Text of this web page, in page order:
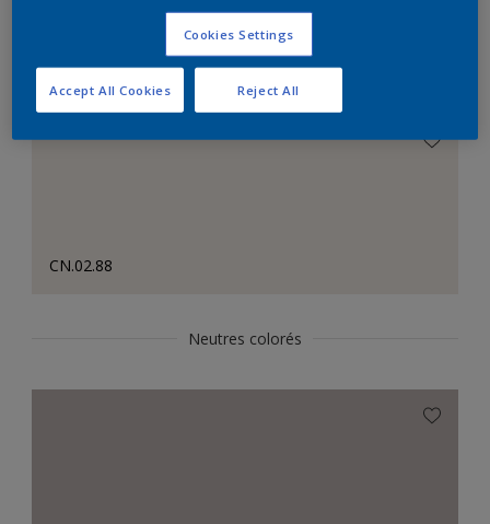
Le Blanc Parfait
CN.02.88
Neutres colorés
Cookies Settings
Reject All
Accept All Cookies